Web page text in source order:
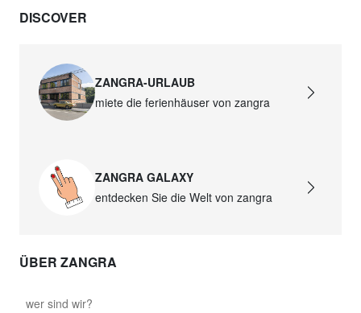
DISCOVER
ZANGRA-URLAUB
miete die ferienhäuser von zangra
ZANGRA GALAXY
entdecken Sie die Welt von zangra
ÜBER ZANGRA
wer sind wir?